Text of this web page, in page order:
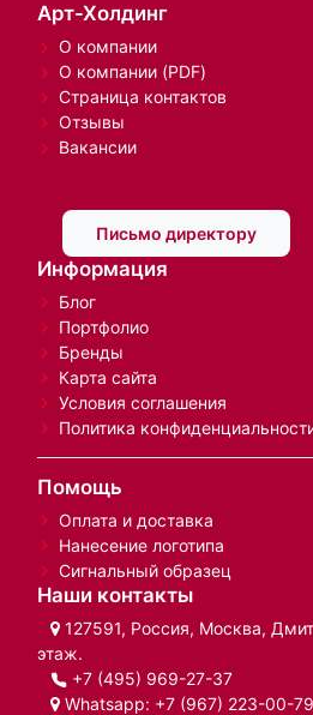
Арт-Холдинг
О компании
О компании (PDF)
Страница контактов
Отзывы
Вакансии
Письмо директору
Информация
Блог
Портфолио
Бренды
Карта сайта
Условия соглашения
Политика
Помощь
Оплата и доставка
Нанесение логотипа
Сигнальный образец
Наши контакты
127591, Россия, Москва,
этаж.
+7 (495) 969-27-37
Whatsapp: +7 (967) 223-00-79